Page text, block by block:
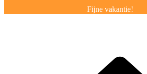
Fijne vakantie!